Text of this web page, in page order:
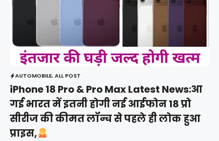
AUTOMOBILE,ALL POST
iPhone 18 Pro & Pro Max Latest News:आ
गई भारत में इतनी होगी नई आईफोन 18 प्रो
सीरीज की कीमत लॉन्च से पहले ही लोक हुआ
प्राइस,